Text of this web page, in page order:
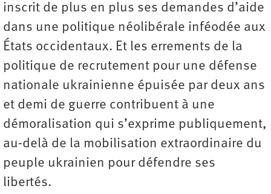
inscrit de plus en plus ses demandes d’aide
dans une politique néolibérale inféodée aux
États occidentaux. Et les errements de la
politique de recrutement pour une défense
nationale ukrainienne épuisée par deux ans
et demi de guerre contribuent à une
démoralisation qui s’exprime publiquement,
au-delà de la mobilisation extraordinaire du
peuple ukrainien pour défendre ses
libertés.